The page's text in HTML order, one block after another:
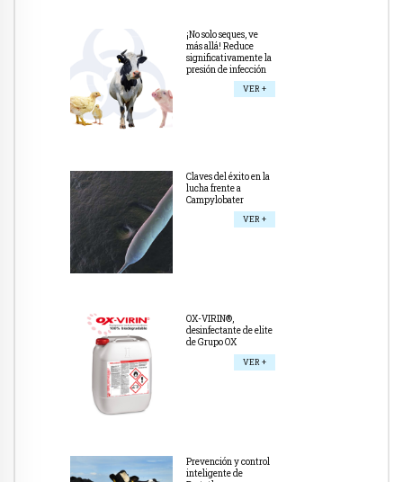
¡No solo seques, ve
más allá! Reduce
significativamente la
presión de infección
VER +
Claves del éxito en la
lucha frente a
Campylobater
VER +
OX-VIRIN®,
desinfectante de elite
de Grupo OX
VER +
Prevención y control
inteligente de